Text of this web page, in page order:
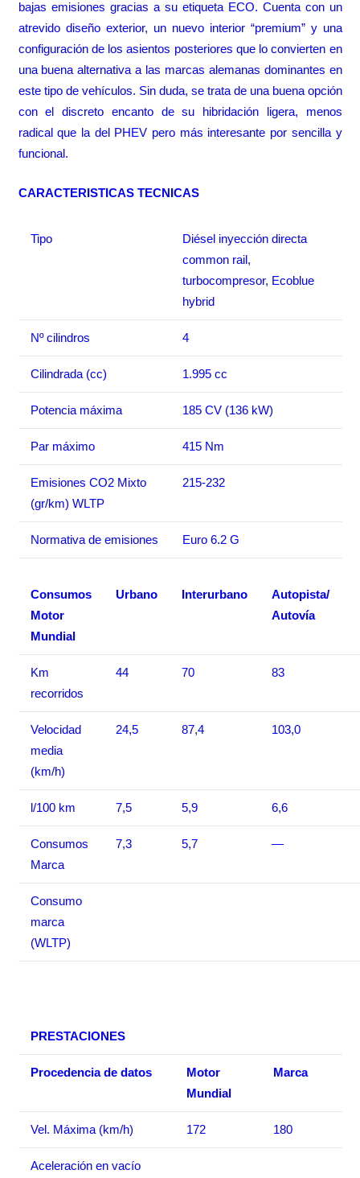
bajas emisiones gracias a su etiqueta ECO. Cuenta con un
atrevido diseño exterior, un nuevo interior “premium” y una
configuración de los asientos posteriores que lo convierten en
una buena alternativa a las marcas alemanas dominantes en
este tipo de vehículos. Sin duda, se trata de una buena opción
con el discreto encanto de su hibridación ligera, menos
radical que la del PHEV pero más interesante por sencilla y
funcional.
CARACTERISTICAS TECNICAS
Tipo
Diésel inyección directa
common rail,
turbocompresor, Ecoblue
hybrid
Nº cilindros 4
Cilindrada (cc) 1.995 cc
Potencia máxima 185 CV (136 kW)
Par máximo 415 Nm
Emisiones CO2 Mixto
(gr/km) WLTP
215-232
Normativa de emisiones Euro 6.2 G
Consumos
Motor
Mundial
Urbano Interurbano
Autopista/
Autovía
Km
recorridos
44 70 83
Velocidad
media
(km/h)
24,5 87,4 103,0
l/100 km 7,5 5,9 6,6
Consumos
Marca
7,3 5,7 —
Consumo
marca
(WLTP)
PRESTACIONES
Procedencia de datos
Motor
Mundial
Marca
Vel. Máxima (km/h) 172 180
Aceleración en vacío